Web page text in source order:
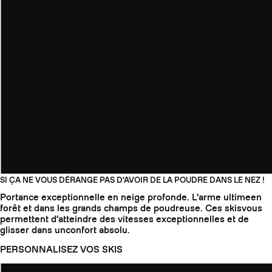
SI ÇA NE VOUS DÉRANGE PAS D'AVOIR DE LA POUDRE DANS LE NEZ !
Portance exceptionnelle en neige profonde. L'arme ultimeen ​​
forêt et dans les grands champs de poudreuse. Ces skisvous
permettent d'atteindre des vitesses exceptionnelles et de
glisser dans unconfort absolu.
PERSONNALISEZ VOS SKIS